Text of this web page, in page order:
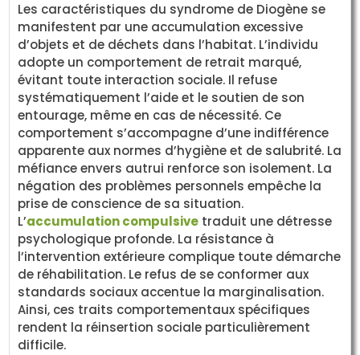
Les caractéristiques du syndrome de Diogène se
manifestent par une accumulation excessive
d’objets et de déchets dans l’habitat. L’individu
adopte un comportement de retrait marqué,
évitant toute interaction sociale. Il refuse
systématiquement l’aide et le soutien de son
entourage, même en cas de nécessité. Ce
comportement s’accompagne d’une indifférence
apparente aux normes d’hygiène et de salubrité. La
méfiance envers autrui renforce son isolement. La
négation des problèmes personnels empêche la
prise de conscience de sa situation.
L’accumulation compulsive traduit une détresse
psychologique profonde. La résistance à
l’intervention extérieure complique toute démarche
de réhabilitation. Le refus de se conformer aux
standards sociaux accentue la marginalisation.
Ainsi, ces traits comportementaux spécifiques
rendent la réinsertion sociale particulièrement
difficile.